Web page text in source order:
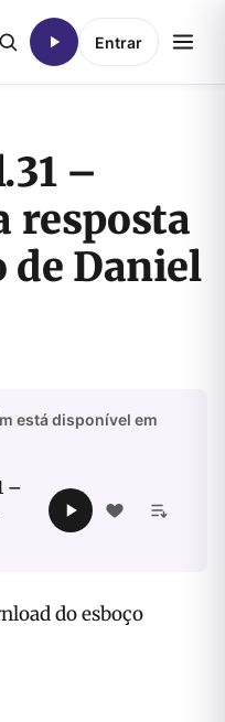
Entrar
–
resposta
de Daniel
está disponível em
–
do esboço